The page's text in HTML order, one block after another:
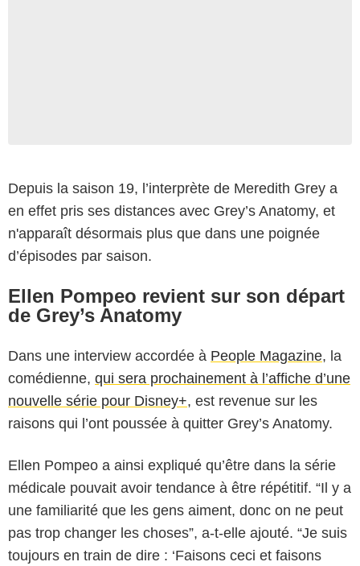
Depuis la saison 19, l’interprète de Meredith Grey a
en effet pris ses distances avec Grey’s Anatomy, et
n'apparaît désormais plus que dans une poignée
d’épisodes par saison.
Ellen Pompeo revient sur son départ
de Grey’s Anatomy
Dans une interview accordée à People Magazine, la
comédienne, qui sera prochainement à l’affiche d’une
nouvelle série pour Disney+, est revenue sur les
raisons qui l’ont poussée à quitter Grey’s Anatomy.
Ellen Pompeo a ainsi expliqué qu’être dans la série
médicale pouvait avoir tendance à être répétitif. “Il y a
une familiarité que les gens aiment, donc on ne peut
pas trop changer les choses”, a-t-elle ajouté. “Je suis
toujours en train de dire : ‘Faisons ceci et faisons